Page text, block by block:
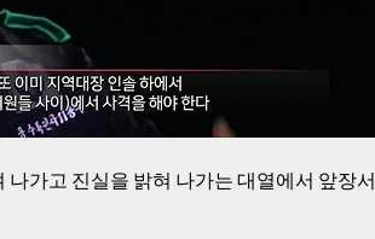
가고 진실을 밝혀 나가는 대열에서 앞장서